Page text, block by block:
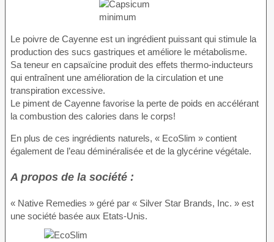
Le poivre de Cayenne est un ingrédient puissant qui stimule la
production des sucs gastriques et améliore le métabolisme.
Sa teneur en capsaïcine produit des effets thermo-inducteurs
qui entraînent une amélioration de la circulation et une
transpiration excessive.
Le piment de Cayenne favorise la perte de poids en accélérant
la combustion des calories dans le corps!
En plus de ces ingrédients naturels, « EcoSlim » contient
également de l’eau déminéralisée et de la glycérine végétale.
A propos de la société :
« Native Remedies » géré par « Silver Star Brands, Inc. » est
une société basée aux Etats-Unis.